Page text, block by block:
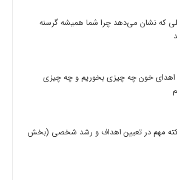
که نشان می‌دهد چرا شما همیشه گرسنه
اهدای خون چه چیزی بخوریم و چه چیزی
مهم در تعیین اهداف و رشد شخصی (بخش